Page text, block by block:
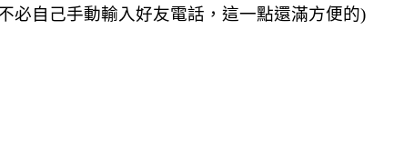
必自己手動輸入好友電話，這一點還滿方便的)